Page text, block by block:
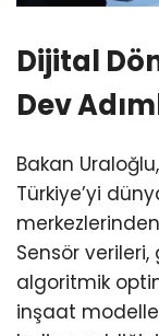
Dijital
Dev
Bakan
Türkiye’yi
Sensör
algoritmik
inşaat